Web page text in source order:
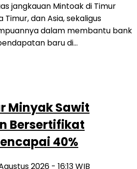
jangkauan Mintoak di Timur
Timur, dan Asia, sekaligus
dalam membantu bank
baru di…
Minyak Sawit
Bersertifikat
40%
2026 - 16:13 WIB